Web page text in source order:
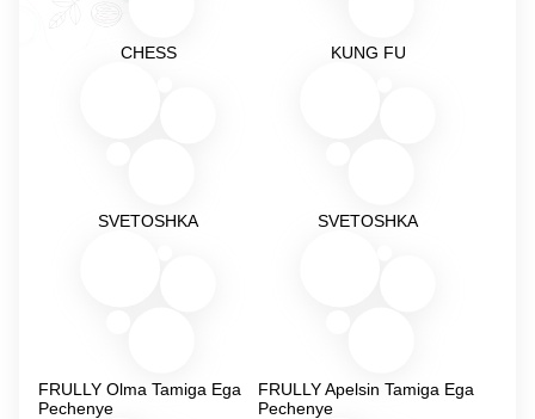
CHESS KUNG FU
SVETOSHKA SVETOSHKA
FRULLY Olma Tamiga Ega
Pechenye
FRULLY Apelsin Tamiga Ega
Pechenye